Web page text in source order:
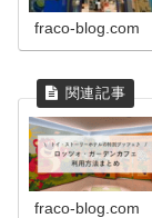
fraco-blog.com
fraco-blog.com